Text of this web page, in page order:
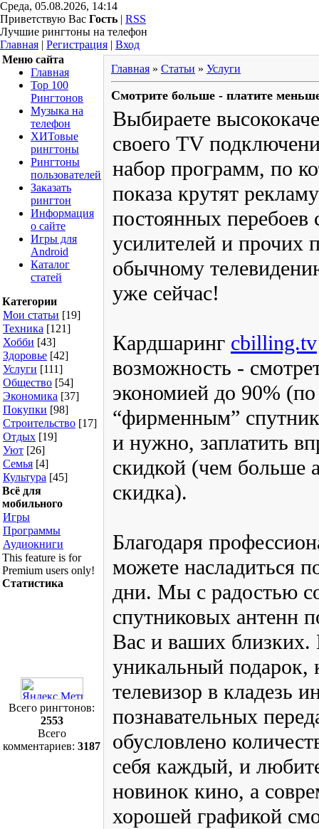
Среда, 05.08.2026, 14:14
Приветствую Вас Гость | RSS
Лучшие рингтоны на телефон
Главная | Регистрация | Вход
Меню сайта
Главная
Top 100
Рингтонов
Музыка на
телефон
ХИТовые
рингтоны
Рингтоны
пользователей
Заказать
рингтон
Информация
о сайте
Игры для
Android
Каталог
статей
Категории
Мои статьи [19]
Техника [121]
Хобби [43]
Здоровье [42]
Услуги [111]
Общество [54]
Экономика [37]
Покупки [98]
Строительство [17]
Отдых [19]
Уют [26]
Семья [4]
Культура [45]
Всё для
мобильного
Игры
Программы
Аудиокниги
This feature is for
Premium users only!
Статистика
Всего рингтонов:
2553
Всего
комментариев: 3187
Главная » Статьи » Услуги
Смотрите больше - платите
Выбираете
своего TV
набор программ, по
показа крутят
постоянных перебоев
усилителей и прочих
обычному
уже сейчас!
Кардшаринг cbilling.tv
возможность -
экономией до 90%
“фирменным”
и нужно, заплатить
скидкой (чем больше
скидка).
Благодаря
можете насладиться
дни. Мы с радостью
спутниковых антенн
Вас и ваших близких.
уникальный подарок,
телевизор в кладезь
познавательных
обусловлено
себя каждый, и
новинок кино, а
хорошей графикой